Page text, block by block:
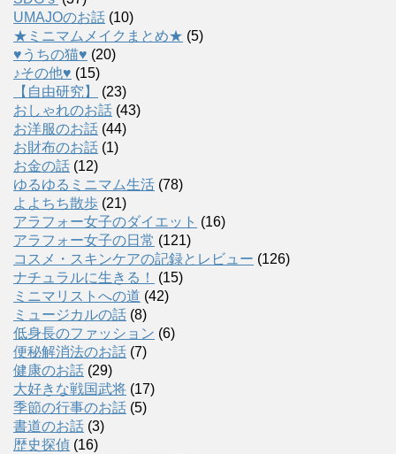
UMAJOのお話 (10)
★ミニマムメイクまとめ★ (5)
♥うちの猫♥ (20)
♪その他♥ (15)
【自由研究】
(23)
おしゃれのお話 (43)
お洋服のお話 (44)
お財布のお話 (1)
お金の話 (12)
ゆるゆるミニマム生活 (78)
よよちち散歩 (21)
アラフォー女子のダイエット (16)
アラフォー女子の日常 (121)
コスメ・スキンケアの記録とレビュー (126)
ナチュラルに生きる！
(15)
ミニマリストへの道 (42)
ミュージカルの話 (8)
低身長のファッション (6)
便秘解消法のお話 (7)
健康のお話 (29)
大好きな戦国武将 (17)
季節の行事のお話 (5)
書道のお話 (3)
歴史探偵 (16)